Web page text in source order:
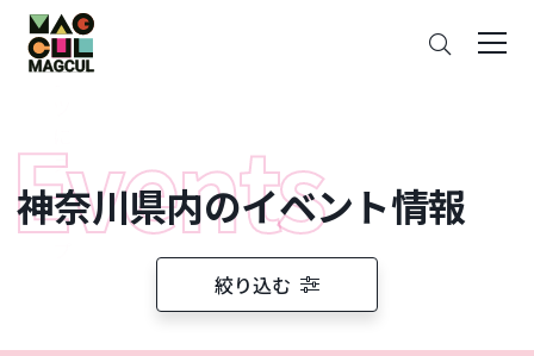
ン
テ
ン
ス
キ
ッ
神奈川県内のイベント情報
絞り込む